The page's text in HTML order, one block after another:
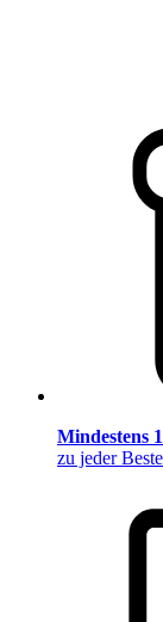
Mindestens
zu jeder